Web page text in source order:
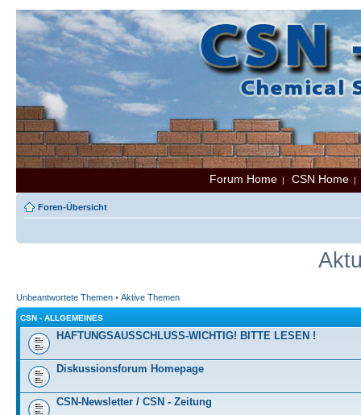
Forum Home | CSN Home
Foren-Übersicht
Unbeantwortete Themen • Aktive Themen
CSN - ALLGEMEINES
HAFTUNGSAUSSCHLUSS-WICHTIG! BITTE LESEN !
Diskussionsforum Homepage
CSN-Newsletter / CSN - Zeitung